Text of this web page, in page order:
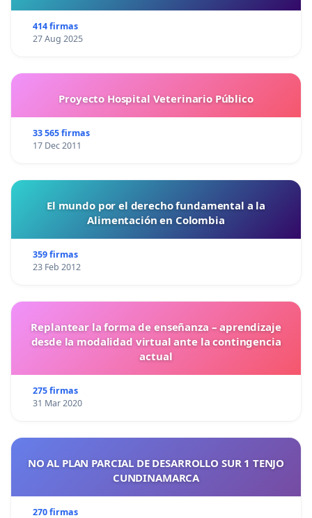
414 firmas
27 Aug 2025
Proyecto Hospital Veterinario Público
33 565 firmas
17 Dec 2011
El mundo por el derecho fundamental a la
Alimentación en Colombia
359 firmas
23 Feb 2012
Replantear la forma de enseñanza – aprendizaje
desde la modalidad virtual ante la contingencia
actual
275 firmas
31 Mar 2020
NO AL PLAN PARCIAL DE DESARROLLO SUR 1 TENJO
CUNDINAMARCA
270 firmas